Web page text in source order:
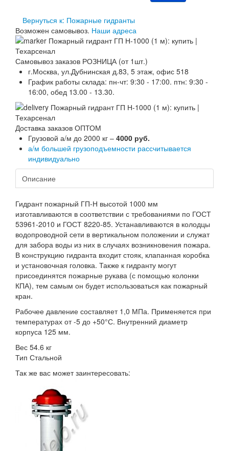
Сертификаты
Вопрос-Ответ
Контакты
Вернуться к: Пожарные гидранты
Возможен самовывоз. Наши адреса
Самовывоз заказов РОЗНИЦА (от 1шт.)
г.Москва, ул.Дубнинская д.83, 5 этаж, офис 518
График работы склада: пн-чт: 9:30 - 17:00. птн: 9:30 -
16:00, обед 13.00 - 13.30.
Доставка заказов ОПТОМ
Грузовой а/м до 2000 кг – 4000 руб.
а/м большей грузоподъемности рассчитывается
индивидуально
Описание
Гидрант пожарный ГП-Н высотой 1000 мм
изготавливаются в соответствии с требованиями по ГОСТ
53961-2010 и ГОСТ 8220-85. Устанавливаются в колодцы
водопроводной сети в вертикальном положении и служат
для забора воды из них в случаях возникновения пожара.
В конструкцию гидранта входит стояк, клапанная коробка
и установочная головка. Также к гидранту могут
присоединятся пожарные рукава (с помощью колонки
КПА), тем самым он будет использоваться как пожарный
кран.
Рабочее давление составляет 1,0 МПа. Применяется при
температурах от -5 до +50°С. Внутренний диаметр
корпуса 125 мм.
Вес 54.6 кг
Тип Стальной
Так же вас может заинтересовать: